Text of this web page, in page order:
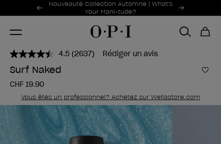
Offres promotionnelles
Nouveauté Collection Automne | What's
Your Mani-tude?
Item 1 of 2
4.5 Lire
la
même
page.
(2637) Rédiger un avis
Surf Naked
CHF 19.90
Vous êtes un professionnel? Achetez sur Wellastore.com